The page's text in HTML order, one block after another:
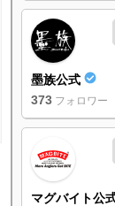
墨族公式
373 フォロワー
マグバイト公